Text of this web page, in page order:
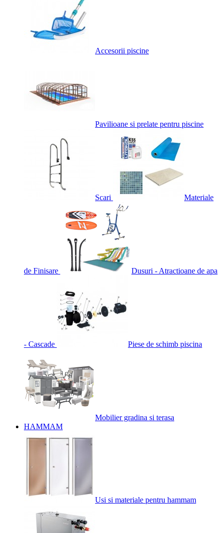
Accesorii piscine
Pavilioane si prelate pentru piscine
Scari Materiale
de Finisare Dusuri - Atractioane de apa
- Cascade Piese de schimb piscina
Mobilier gradina si terasa
HAMMAM
Usi si materiale pentru hammam